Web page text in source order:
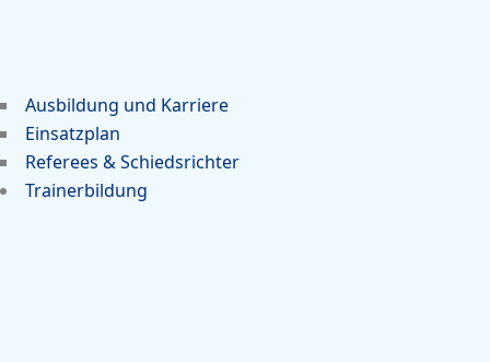
Ausbildung und Karriere
Einsatzplan
Referees & Schiedsrichter
Trainerbildung